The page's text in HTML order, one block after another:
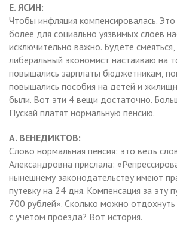
Е. ЯСИН:
Чтобы инфляция компенсировалась.
более для социально уязвимых слоев
исключительно важно. Будете смеяться,
либеральный экономист настаиваю на
повышались зарплаты бюджетникам,
повышались пособия на детей и
были. Вот эти 4 вещи достаточно.
Пускай платят нормальную пенсию.
А. ВЕНЕДИКТОВ:
Слово нормальная пенсия: это ведь
Александровна прислала:
нынешнему законодательству имеют
путевку на 24 дня. Компенсация за эту
700 рублей». Сколько можно отдохнуть
с учетом проезда? Вот история.